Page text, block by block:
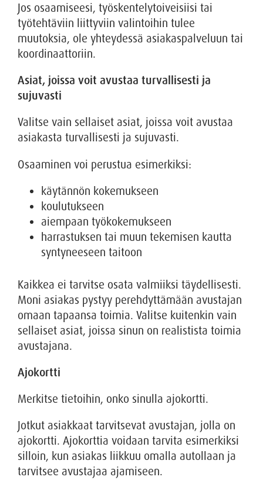
Jos osaamiseesi, työskentelytoiveisiisi tai
työtehtäviin liittyviin valintoihin tulee
muutoksia, ole yhteydessä asiakaspalveluun tai
koordinaattoriin.
Asiat, joissa voit avustaa turvallisesti ja
sujuvasti
Valitse vain sellaiset asiat, joissa voit avustaa
asiakasta turvallisesti ja sujuvasti.
Osaaminen voi perustua esimerkiksi:
käytännön kokemukseen
koulutukseen
aiempaan työkokemukseen
harrastuksen tai muun tekemisen kautta
syntyneeseen taitoon
Kaikkea ei tarvitse osata valmiiksi täydellisesti.
Moni asiakas pystyy perehdyttämään avustajan
omaan tapaansa toimia. Valitse kuitenkin vain
sellaiset asiat, joissa sinun on realistista toimia
avustajana.
Ajokortti
Merkitse tietoihin, onko sinulla ajokortti.
Jotkut asiakkaat tarvitsevat avustajan, jolla on
ajokortti. Ajokorttia voidaan tarvita esimerkiksi
silloin, kun asiakas liikkuu omalla autollaan ja
tarvitsee avustajaa ajamiseen.